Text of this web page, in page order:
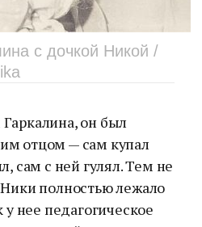
с дочкой Никой /
он был
отцом — сам купал
сам с ней гулял. Тем не
полностью лежало
нее педагогическое